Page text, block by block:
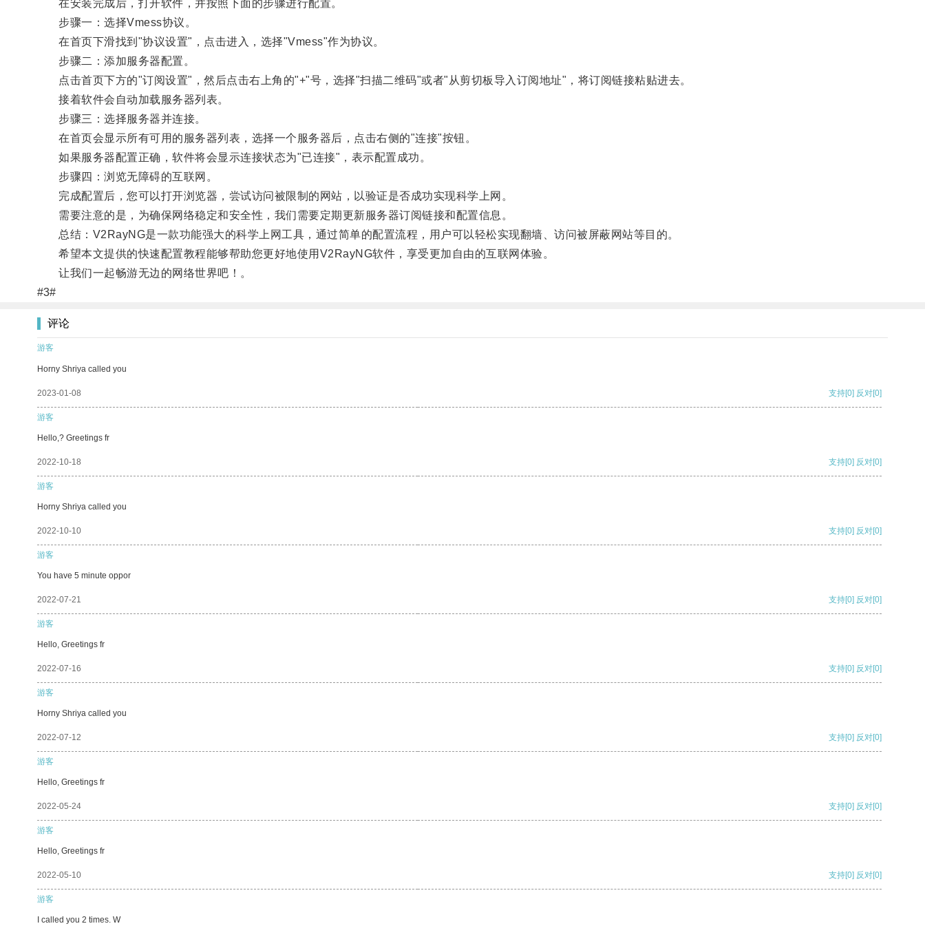
在安装完成后，打开软件，并按照下面的步骤进行配置。
步骤一：选择Vmess协议。
在首页下滑找到"协议设置"，点击进入，选择"Vmess"作为协议。
步骤二：添加服务器配置。
点击首页下方的"订阅设置"，然后点击右上角的"+"号，选择"扫描二维码"或者"从剪切板导入订阅地址"，将订阅链接粘贴进去。
接着软件会自动加载服务器列表。
步骤三：选择服务器并连接。
在首页会显示所有可用的服务器列表，选择一个服务器后，点击右侧的"连接"按钮。
如果服务器配置正确，软件将会显示连接状态为"已连接"，表示配置成功。
步骤四：浏览无障碍的互联网。
完成配置后，您可以打开浏览器，尝试访问被限制的网站，以验证是否成功实现科学上网。
需要注意的是，为确保网络稳定和安全性，我们需要定期更新服务器订阅链接和配置信息。
总结：V2RayNG是一款功能强大的科学上网工具，通过简单的配置流程，用户可以轻松实现翻墙、访问被屏蔽网站等目的。
希望本文提供的快速配置教程能够帮助您更好地使用V2RayNG软件，享受更加自由的互联网体验。
让我们一起畅游无边的网络世界吧！。
#3#
评论
游客
Horny Shriya called you
2023-01-08 支持[0] 反对[0]
游客
Hello,? Greetings fr
2022-10-18 支持[0] 反对[0]
游客
Horny Shriya called you
2022-10-10 支持[0] 反对[0]
游客
You have 5 minute oppor
2022-07-21 支持[0] 反对[0]
游客
Hello, Greetings fr
2022-07-16 支持[0] 反对[0]
游客
Horny Shriya called you
2022-07-12 支持[0] 反对[0]
游客
Hello, Greetings fr
2022-05-24 支持[0] 反对[0]
游客
Hello, Greetings fr
2022-05-10 支持[0] 反对[0]
游客
I called you 2 times. W